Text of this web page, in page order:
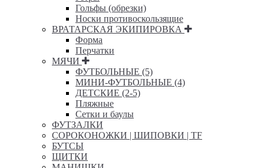
Гольфы (обрезки)
Носки противоскользящие
ВРАТАРСКАЯ ЭКИПИРОВКА
Форма
Перчатки
МЯЧИ
ФУТБОЛЬНЫЕ (5)
МИНИ-ФУТБОЛЬНЫЕ (4)
ДЕТСКИЕ (2-5)
Пляжные
Сетки и баулы
ФУТЗАЛКИ
СОРОКОНОЖКИ | ШИПОВКИ | TF
БУТСЫ
ЩИТКИ